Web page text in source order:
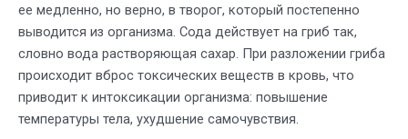
ее медленно, но верно, в творог, который постепенно
выводится из организма. Сода действует на гриб так,
словно вода растворяющая сахар. При разложении гриба
происходит вброс токсических веществ в кровь, что
приводит к интоксикации организма: повышение
температуры тела, ухудшение самочувствия.